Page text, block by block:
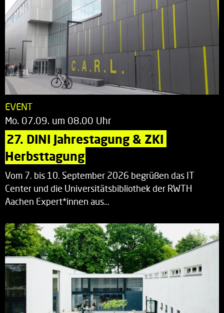
EVENT
Mo. 07.09. um 08.00 Uhr
27. DINI Jahrestagung & ZKI
Herbsttagung
Vom 7. bis 10. September 2026 begrüßen das IT
Center und die Universitätsbibliothek der RWTH
Aachen Expert*innen aus…